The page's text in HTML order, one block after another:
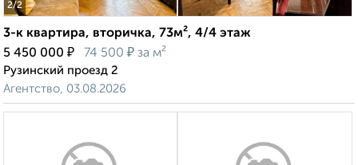
2/2
3-к квартира, вторичка, 73м², 4/4 этаж
5 450 000 ₽ 74 500 ₽ за м²
Рузинский проезд 2
Агентство, 03.08.2026